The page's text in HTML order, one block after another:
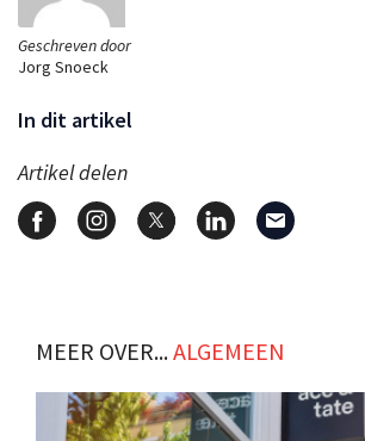
Geschreven door
Jorg Snoeck
In dit artikel
Artikel delen
MEER OVER...ALGEMEEN